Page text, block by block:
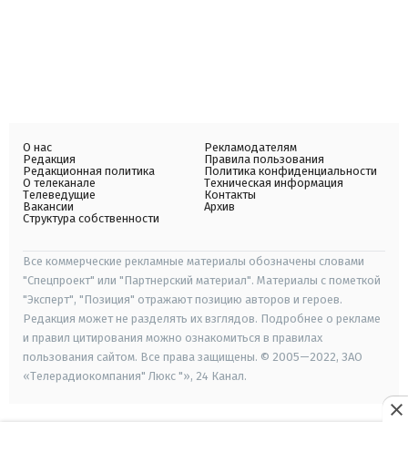
О нас
Редакция
Редакционная политика
О телеканале
Телеведущие
Вакансии
Структура собственности
Рекламодателям
Правила пользования
Политика конфиденциальности
Техническая информация
Контакты
Архив
Все коммерческие рекламные материалы обозначены словами
"Спецпроект" или "Партнерский материал". Материалы с пометкой
"Эксперт", "Позиция" отражают позицию авторов и героев.
Редакция может не разделять их взглядов. Подробнее о рекламе
и правил цитирования можно ознакомиться в правилах
пользования сайтом. Все права защищены. © 2005—2022, ЗАО
«Телерадиокомпания" Люкс "», 24 Канал.